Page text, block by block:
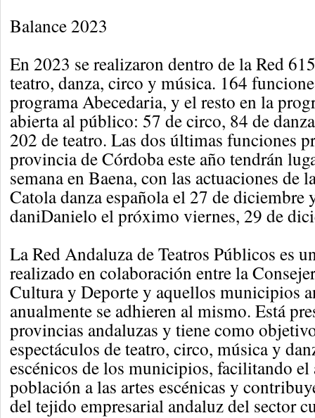
Balance 2023
En 2023 se realizaron dentro de la Red
teatro, danza, circo y música. 164
programa Abecedaria, y el resto en la
abierta al público: 57 de circo, 84 de
202 de teatro. Las dos últimas funciones
provincia de Córdoba este año tendrán
semana en Baena, con las actuaciones de
Catola danza española el 27 de diciembre
daniDanielo el próximo viernes, 29 de
La Red Andaluza de Teatros Públicos es
realizado en colaboración entre la
Cultura y Deporte y aquellos municipios
anualmente se adhieren al mismo. Está
provincias andaluzas y tiene como
espectáculos de teatro, circo, música y
escénicos de los municipios, facilitando el
población a las artes escénicas y
del tejido empresarial andaluz del sector